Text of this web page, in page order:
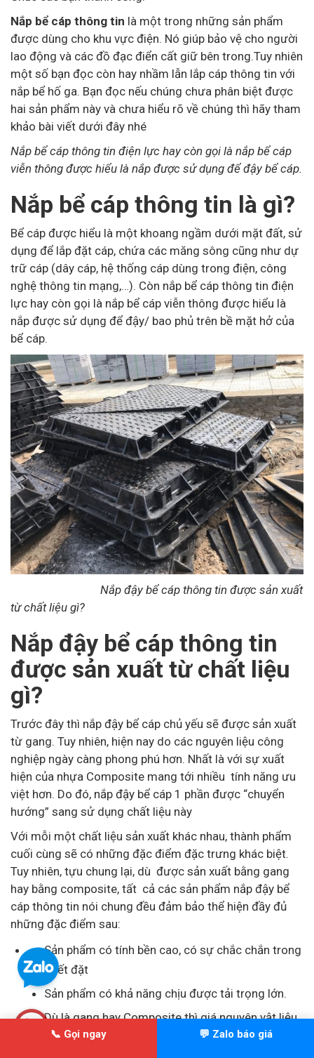
Nắp bể cáp thông tin là một trong những sản phẩm
được dùng cho khu vực điện. Nó giúp bảo vệ cho người
lao động và các đồ đạc điển cất giữ bên trong.Tuy nhiên
một số bạn đọc còn hay nhầm lẫn lắp cáp thông tin với
nắp bể hố ga. Bạn đọc nếu chúng chưa phân biệt được
hai sản phẩm này và chưa hiểu rõ về chúng thì hãy tham
khảo bài viết dưới đây nhé
Nắp bể cáp thông tin điện lực hay còn gọi là nắp bể cáp
viễn thông được hiểu là nắp được sử dụng để đậy bể cáp.
Nắp bể cáp thông tin là gì?
Bể cáp được hiểu là một khoang ngầm dưới mặt đất, sử
dụng để lắp đặt cáp, chứa các măng sông cũng như dự
trữ cáp (dây cáp, hệ thống cáp dùng trong điện, công
nghệ thông tin mạng,…). Còn nắp bể cáp thông tin điện
lực hay còn gọi là nắp bể cáp viễn thông được hiểu là
nắp được sử dụng để đậy/ bao phủ trên bề mặt hở của
bể cáp.
Nắp đậy bể cáp thông tin được sản xuất
từ chất liệu gì?
Nắp đậy bể cáp thông tin
được sản xuất từ chất liệu
gì?
Trước đây thì nắp đậy bể cáp chủ yếu sẽ được sản xuất
từ gang. Tuy nhiên, hiện nay do các nguyên liệu công
nghiệp ngày càng phong phú hơn. Nhất là với sự xuất
hiện của nhựa Composite mang tới nhiều tính năng ưu
việt hơn. Do đó, nắp đậy bể cáp 1 phần được “chuyển
hướng” sang sử dụng chất liệu này
Với mỗi một chất liệu sản xuất khác nhau, thành phẩm
cuối cùng sẽ có những đặc điểm đặc trưng khác biệt.
Tuy nhiên, tựu chung lại, dù được sản xuất bằng gang
hay bằng composite, tất cả các sản phẩm nắp đậy bể
cáp thông tin nói chung đều đảm bảo thể hiện đầy đủ
những đặc điểm sau:
Sản phẩm có tính bền cao, có sự chắc chắn trong
thiết đặt
Sản phẩm có khả năng chịu được tải trọng lớn.
Dù là gang hay Composite thì giá nguyên vật liệu
cũng không hề đắt đỏ. Do đó, giá thành của sản
📞 Gọi ngay 💬 Zalo báo giá